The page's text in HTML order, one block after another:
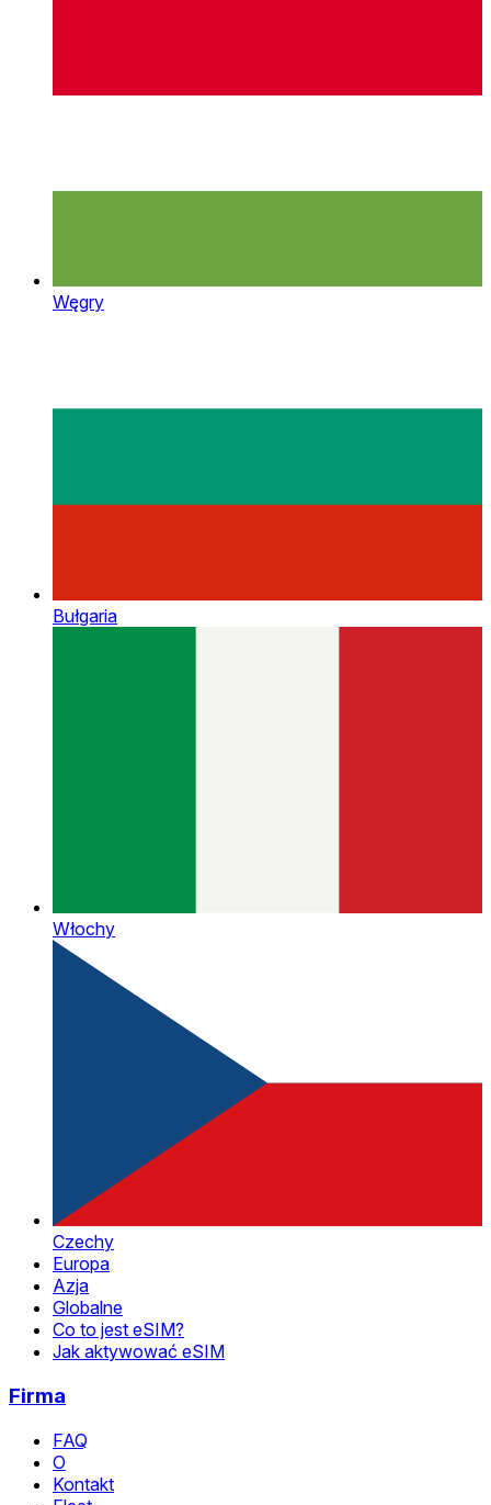
Węgry
Bułgaria
Włochy
Czechy
Europa
Azja
Globalne
Co to jest eSIM?
Jak aktywować eSIM
Firma
FAQ
O
Kontakt